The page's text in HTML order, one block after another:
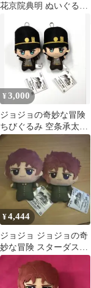
花京院典明 ぬいぐるみ
びぐるみ
¥ 3,000
ジョジョの奇妙な冒険
ちびぐるみ 空条承太郎
2種
¥4,444
ジョジョ ジョジョの奇
妙な冒険 スターダスト
クルセイダース ちびぐ
るみ 2個